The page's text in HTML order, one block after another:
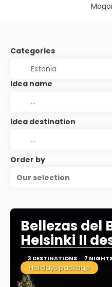
Categories
Idea name
Idea destination
Order by
Our selection
Bellezas del
Helsinki II
3 DESTINATIONS 7
Holidays package